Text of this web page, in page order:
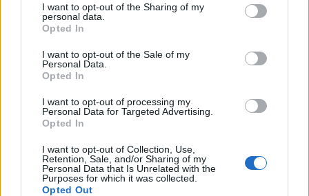
I want to opt-out of the Sharing of my
personal data.
Opted In
I want to opt-out of the Sale of my
Personal Data.
Opted In
I want to opt-out of processing my
Personal Data for Targeted Advertising.
Opted In
I want to opt-out of Collection, Use,
Retention, Sale, and/or Sharing of my
Personal Data that Is Unrelated with the
Purposes for which it was collected.
Opted Out
Η μεταφορά στο μέτωπο της ΑΝΤΑΝΤ γινόταν
Ιτέα – Μπράλος οδικώς
Μπράλος – Θεσσαλονίκη σιδηροδρομικώς.
Μια άλλη απόδειξη αυτής της διαδρομής είναι και το
Βρετανικό Νεκροταφείο έξω από τη Γραβιά.
Λειτουργούσε και νοσοκομείο εκστρατείας στο Μπράλο
που δεχότανε τραυματίες από το μέτωπο, που έφταναν στο
Μπράλο σιδηροδρομικώς.